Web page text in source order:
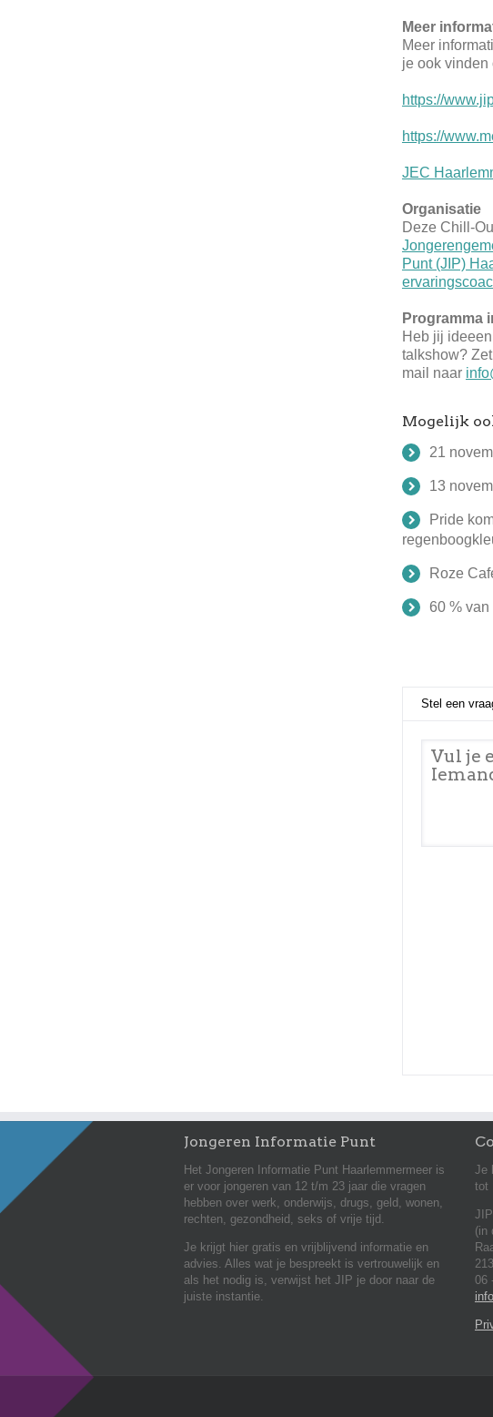
Meer
Meer
je ook vinden
https://
https://
JEC
Organisatie
Deze Chill-
Punt (JIP)
Programma
Heb jij
talkshow?
mail naar
Mogelijk
21
13
Pride
Roze
60 %
Stel een
Jongeren Informatie Punt
Het Jongeren Informatie Punt Haarlemmermeer is
er voor jongeren van 12 t/m 23 jaar die vragen
hebben over werk, onderwijs, drugs, geld, wonen,
rechten, gezondheid, seks of vrije tijd.
Je krijgt hier gratis en vrijblijvend informatie en
advies. Alles wat je bespreekt is vertrouwelijk en
als het nodig is, verwijst het JIP je door naar de
juiste instantie.
Je
tot
(in
06